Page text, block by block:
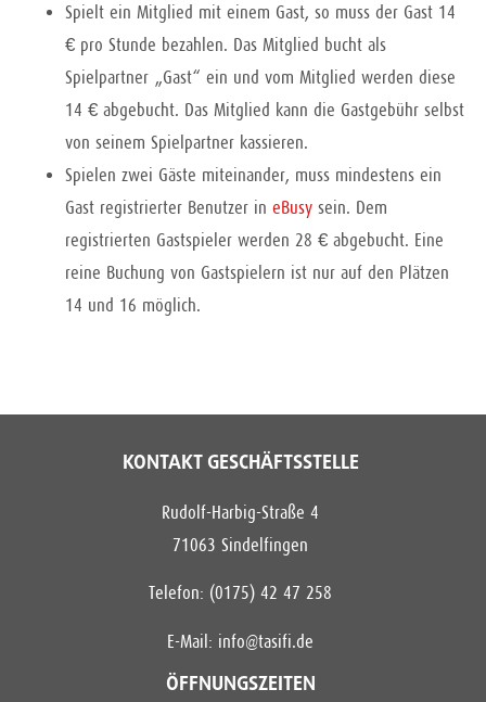
Spielt ein Mitglied mit einem Gast, so muss der Gast 14
€ pro Stunde bezahlen. Das Mitglied bucht als
Spielpartner „Gast“ ein und vom Mitglied werden diese
14 € abgebucht. Das Mitglied kann die Gastgebühr selbst
von seinem Spielpartner kassieren.
Spielen zwei Gäste miteinander, muss mindestens ein
Gast registrierter Benutzer in eBusy sein. Dem
registrierten Gastspieler werden 28 € abgebucht. Eine
reine Buchung von Gastspielern ist nur auf den Plätzen
14 und 16 möglich.
KONTAKT GESCHÄFTSSTELLE
Rudolf-Harbig-Straße 4
71063 Sindelfingen
Telefon: (0175) 42 47 258
E-Mail: info@tasifi.de
ÖFFNUNGSZEITEN